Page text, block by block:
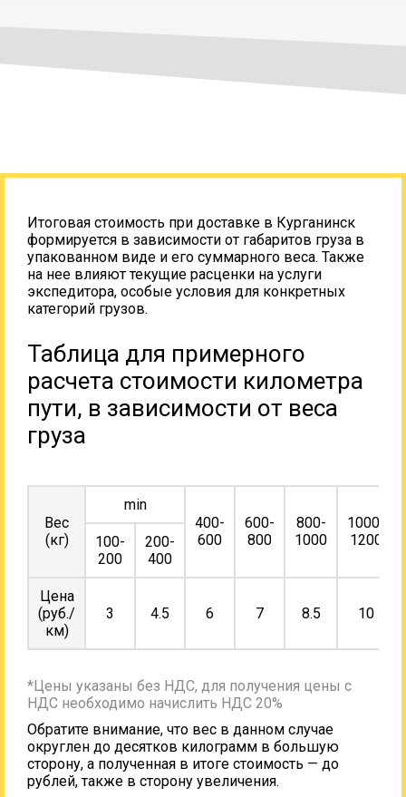
Итоговая стоимость при доставке в Курганинск
формируется в зависимости от габаритов груза в
упакованном виде и его суммарного веса. Также
на нее влияют текущие расценки на услуги
экспедитора, особые условия для конкретных
категорий грузов.
Таблица для примерного
расчета стоимости километра
пути, в зависимости от веса
груза
Вес
(кг)
min
400-
600
600-
800
800-
1000
1000-
1200
100-
200
200-
400
Цена
(руб./
км)
3 4.5 6 7 8.5 10
*Цены указаны без НДС, для получения цены с
НДС необходимо начислить НДС 20%
Обратите внимание, что вес в данном случае
округлен до десятков килограмм в большую
сторону, а полученная в итоге стоимость — до
рублей, также в сторону увеличения.